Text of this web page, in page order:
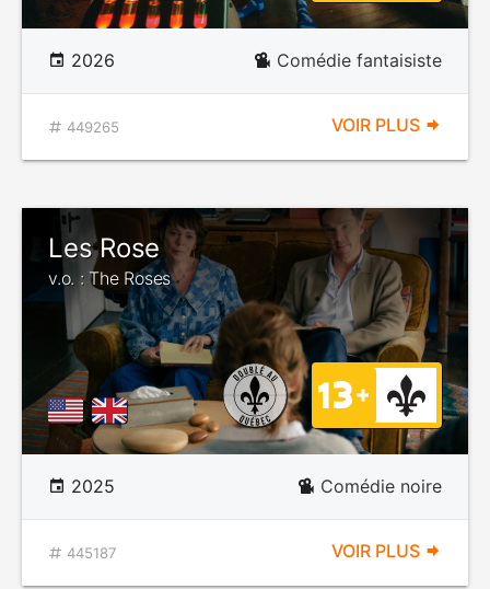
2026 Comédie fantaisiste
449265 VOIR PLUS
Les Rose
v.o. : The Roses
2025 Comédie noire
445187 VOIR PLUS